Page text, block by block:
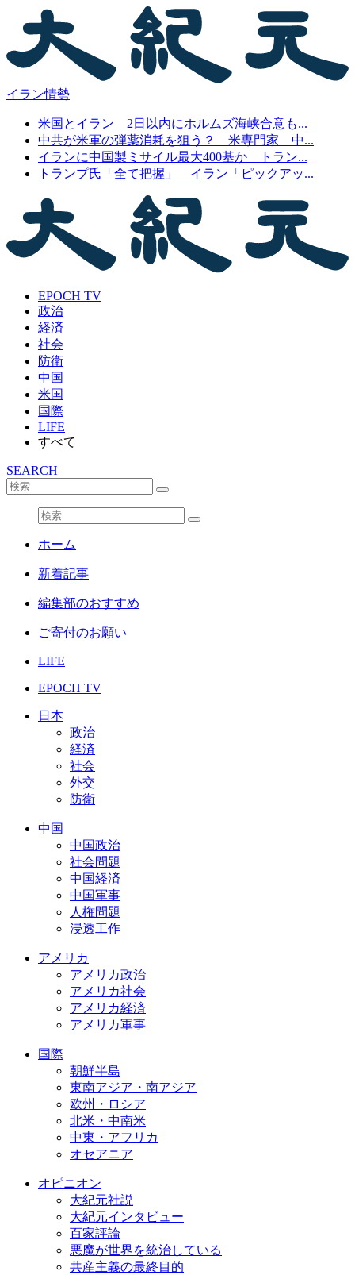
イラン情勢
米国とイラン 2日以内にホルムズ海峡合意も...
中共が米軍の弾薬消耗を狙う？ 米専門家 中...
イランに中国製ミサイル最大400基か トラン...
トランプ氏「全て把握」 イラン「ピックアッ...
EPOCH TV
政治
経済
社会
防衛
中国
米国
国際
LIFE
すべて
SEARCH
ホーム
新着記事
編集部のおすすめ
ご寄付のお願い
LIFE
EPOCH TV
日本
政治
経済
社会
外交
防衛
中国
中国政治
社会問題
中国経済
中国軍事
人権問題
浸透工作
アメリカ
アメリカ政治
アメリカ社会
アメリカ経済
アメリカ軍事
国際
朝鮮半島
東南アジア・南アジア
欧州・ロシア
北米・中南米
中東・アフリカ
オセアニア
オピニオン
大紀元社説
大紀元インタビュー
百家評論
悪魔が世界を統治している
共産主義の最終目的